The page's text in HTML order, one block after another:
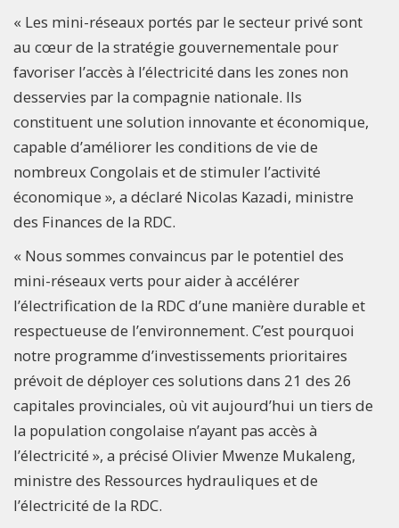
« Les mini-réseaux portés par le secteur privé sont
au cœur de la stratégie gouvernementale pour
favoriser l’accès à l’électricité dans les zones non
desservies par la compagnie nationale. Ils
constituent une solution innovante et économique,
capable d’améliorer les conditions de vie de
nombreux Congolais et de stimuler l’activité
économique », a déclaré Nicolas Kazadi, ministre
des Finances de la RDC.
« Nous sommes convaincus par le potentiel des
mini-réseaux verts pour aider à accélérer
l’électrification de la RDC d’une manière durable et
respectueuse de l’environnement. C’est pourquoi
notre programme d’investissements prioritaires
prévoit de déployer ces solutions dans 21 des 26
capitales provinciales, où vit aujourd’hui un tiers de
la population congolaise n’ayant pas accès à
l’électricité », a précisé Olivier Mwenze Mukaleng,
ministre des Ressources hydrauliques et de
l’électricité de la RDC.